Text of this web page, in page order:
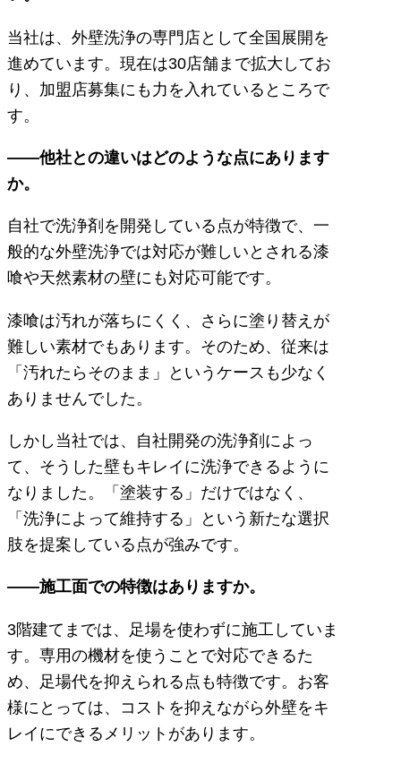
当社は、外壁洗浄の専門店として全国展開を
進めています。現在は30店舗まで拡大してお
り、加盟店募集にも力を入れているところで
す。
――他社との違いはどのような点にあります
か。
自社で洗浄剤を開発している点が特徴で、一
般的な外壁洗浄では対応が難しいとされる漆
喰や天然素材の壁にも対応可能です。
漆喰は汚れが落ちにくく、さらに塗り替えが
難しい素材でもあります。そのため、従来は
「汚れたらそのまま」というケースも少なく
ありませんでした。
しかし当社では、自社開発の洗浄剤によっ
て、そうした壁もキレイに洗浄できるように
なりました。「塗装する」だけではなく、
「洗浄によって維持する」という新たな選択
肢を提案している点が強みです。
――施工面での特徴はありますか。
3階建てまでは、足場を使わずに施工していま
す。専用の機材を使うことで対応できるた
め、足場代を抑えられる点も特徴です。お客
様にとっては、コストを抑えながら外壁をキ
レイにできるメリットがあります。